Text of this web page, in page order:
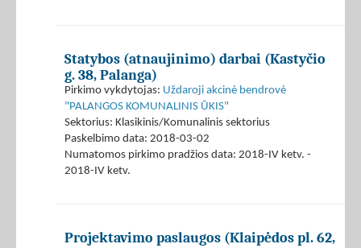
Statybos (atnaujinimo) darbai (Kastyčio
g. 38, Palanga)
Pirkimo vykdytojas: Uždaroji akcinė bendrovė
"PALANGOS KOMUNALINIS ŪKIS"
Sektorius: Klasikinis/Komunalinis sektorius
Paskelbimo data: 2018-03-02
Numatomos pirkimo pradžios data: 2018-IV ketv. -
2018-IV ketv.
Projektavimo paslaugos (Klaipėdos pl. 62,